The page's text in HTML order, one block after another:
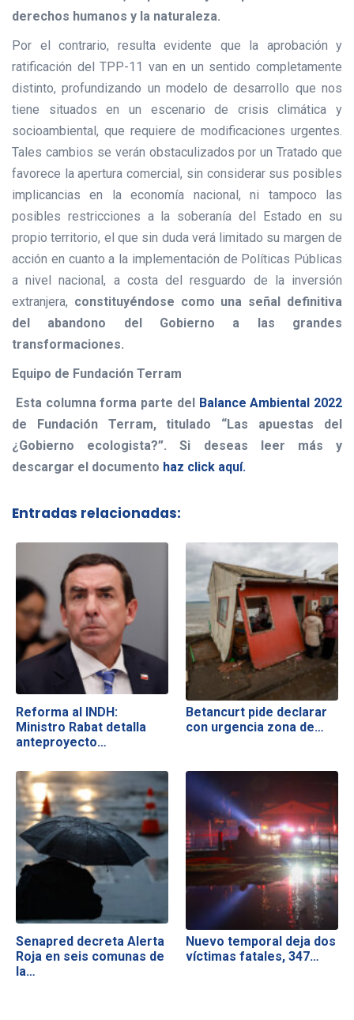
derechos humanos y la naturaleza.
Por el contrario, resulta evidente que la aprobación y
ratificación del TPP-11 van en un sentido completamente
distinto, profundizando un modelo de desarrollo que nos
tiene situados en un escenario de crisis climática y
socioambiental, que requiere de modificaciones urgentes.
Tales cambios se verán obstaculizados por un Tratado que
favorece la apertura comercial, sin considerar sus posibles
implicancias en la economía nacional, ni tampoco las
posibles restricciones a la soberanía del Estado en su
propio territorio, el que sin duda verá limitado su margen de
acción en cuanto a la implementación de Políticas Públicas
a nivel nacional, a costa del resguardo de la inversión
extranjera, constituyéndose como una señal definitiva
del abandono del Gobierno a las grandes
transformaciones.
Equipo de Fundación Terram
Esta columna forma parte del Balance Ambiental 2022
de Fundación Terram, titulado “Las apuestas del
¿Gobierno ecologista?”. Si deseas leer más y
descargar el documento haz click aquí.
Entradas relacionadas:
Reforma al INDH:
Ministro Rabat detalla
anteproyecto…
Betancurt pide declarar
con urgencia zona de…
Senapred decreta Alerta
Roja en seis comunas de
la…
Nuevo temporal deja dos
víctimas fatales, 347…